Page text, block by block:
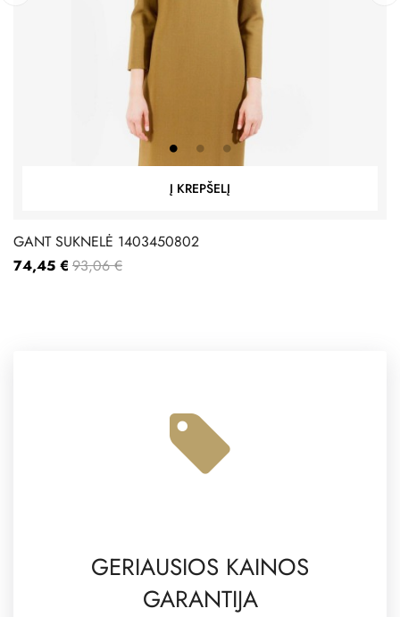
Į KREPŠELĮ
GANT SUKNELĖ 1403450802
74,45 € 93,06 €
GERIAUSIOS KAINOS
GARANTIJA